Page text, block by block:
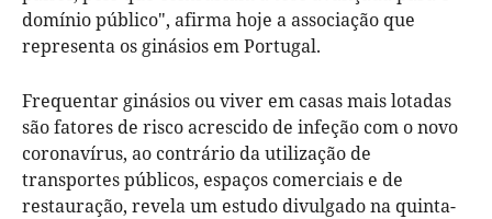
domínio público", afirma hoje a associação que
representa os ginásios em Portugal.
Frequentar ginásios ou viver em casas mais lotadas
são fatores de risco acrescido de infeção com o novo
coronavírus, ao contrário da utilização de
transportes públicos, espaços comerciais e de
restauração, revela um estudo divulgado na quinta-